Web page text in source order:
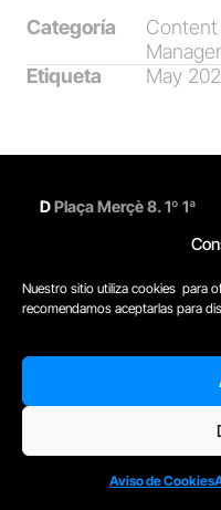
Nuestro sitio utiliza cookies para
recomendamos aceptarlas para
Aviso de Cookies
Categoría
Etiqueta
May
AÑADIR AL CARRITO
DPlaça Merçè 8. 1º 1ª
M
+34 660 698 785
E
© Complot Escuela de